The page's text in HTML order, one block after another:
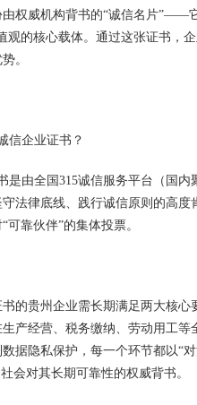
权威机构背书的“诚信名片”——
观的核心载体。通过这张证书，
势。
信企业证书？
是由全国315诚信服务平台（国
法律底线、践行诚信原则的高
可靠伙伴”的集体投票。
的贵州企业需长期满足两大核
产经营、税务缴纳、劳动用工
据隐私保护，每一个环节都以“
会对其长期可靠性的权威背书。